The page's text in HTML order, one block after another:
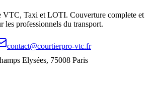
VTC, Taxi et LOTI. Couverture complete et
les professionnels du transport.
contact@courtierpro-vtc.fr
Elysées, 75008 Paris